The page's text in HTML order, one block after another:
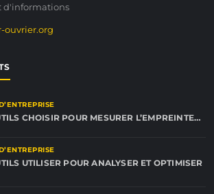
d'informations
ouvrier.org
CHOISIR POUR MESURER L’EMPREINTE…
UTILISER POUR ANALYSER ET OPTIMISER